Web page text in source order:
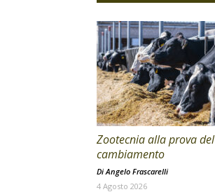
Zootecnia alla prova del
cambiamento
Di Angelo Frascarelli
4 Agosto 2026